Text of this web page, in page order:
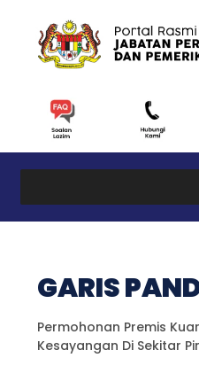
GARIS
Permohonan Premis
Kesayangan Di Sekitar